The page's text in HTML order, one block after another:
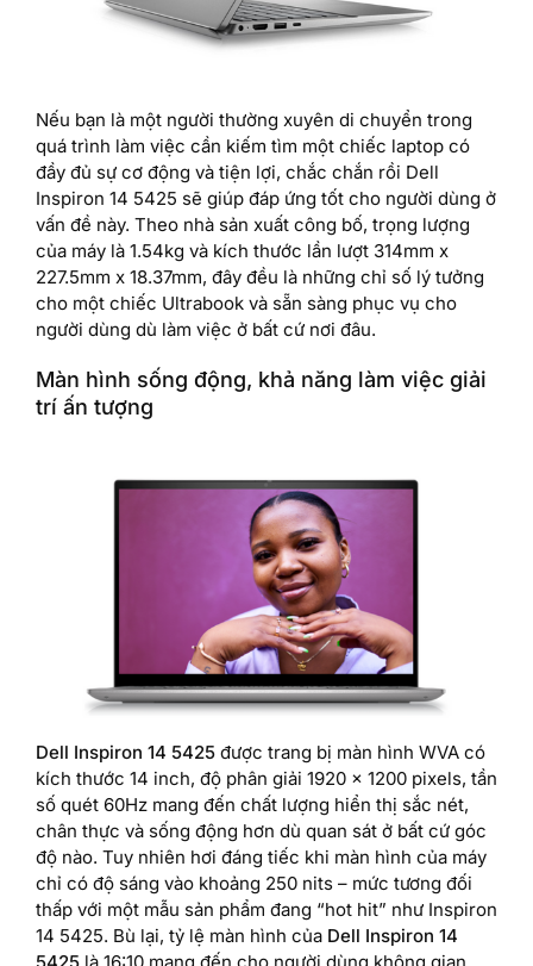
Nếu bạn là một người thường xuyên di chuyển trong
quá trình làm việc cần kiếm tìm một chiếc laptop có
đầy đủ sự cơ động và tiện lợi, chắc chắn rồi Dell
Inspiron 14 5425 sẽ giúp đáp ứng tốt cho người dùng ở
vấn đề này. Theo nhà sản xuất công bố, trọng lượng
của máy là 1.54kg và kích thước lần lượt 314mm x
227.5mm x 18.37mm, đây đều là những chỉ số lý tưởng
cho một chiếc Ultrabook và sẵn sàng phục vụ cho
người dùng dù làm việc ở bất cứ nơi đâu.
Màn hình sống động, khả năng làm việc giải
trí ấn tượng
Dell Inspiron 14 5425 được trang bị màn hình WVA có
kích thước 14 inch, độ phân giải 1920 x 1200 pixels, tần
số quét 60Hz mang đến chất lượng hiển thị sắc nét,
chân thực và sống động hơn dù quan sát ở bất cứ góc
độ nào. Tuy nhiên hơi đáng tiếc khi màn hình của máy
chỉ có độ sáng vào khoảng 250 nits – mức tương đối
thấp với một mẫu sản phẩm đang “hot hit” như Inspiron
14 5425. Bù lại, tỷ lệ màn hình của Dell Inspiron 14